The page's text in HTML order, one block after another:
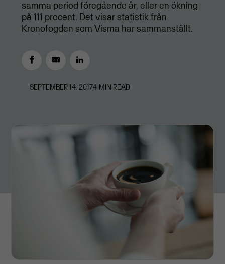
samma period föregående år, eller en ökning
på 111 procent. Det visar statistik från
Kronofogden som Visma har sammanställt.
SEPTEMBER 14, 20174 MIN READ